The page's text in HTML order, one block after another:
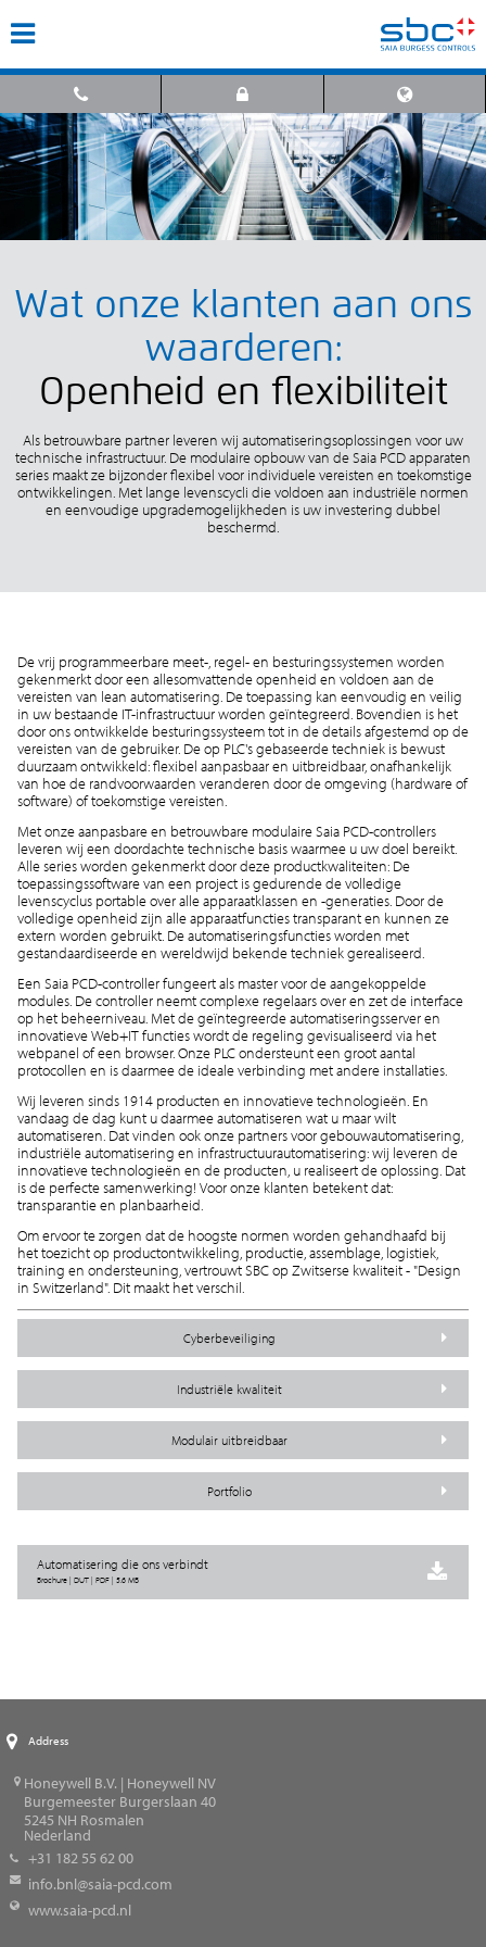
Wat onze klanten aan ons
waarderen:
Openheid en flexibiliteit
Als betrouwbare partner leveren wij automatiseringsoplossingen voor uw
technische infrastructuur. De modulaire opbouw van de Saia PCD apparaten
series maakt ze bijzonder flexibel voor individuele vereisten en toekomstige
ontwikkelingen. Met lange levenscycli die voldoen aan industriële normen
en eenvoudige upgrademogelijkheden is uw investering dubbel
beschermd.
De vrij programmeerbare meet-, regel- en besturingssystemen worden
gekenmerkt door een allesomvattende openheid en voldoen aan de
vereisten van lean automatisering. De toepassing kan eenvoudig en veilig
in uw bestaande IT-infrastructuur worden geïntegreerd. Bovendien is het
door ons ontwikkelde besturingssysteem tot in de details afgestemd op de
vereisten van de gebruiker. De op PLC's gebaseerde techniek is bewust
duurzaam ontwikkeld: flexibel aanpasbaar en uitbreidbaar, onafhankelijk
van hoe de randvoorwaarden veranderen door de omgeving (hardware of
software) of toekomstige vereisten.
Met onze aanpasbare en betrouwbare modulaire Saia PCD-controllers
leveren wij een doordachte technische basis waarmee u uw doel bereikt.
Alle series worden gekenmerkt door deze productkwaliteiten: De
toepassingssoftware van een project is gedurende de volledige
levenscyclus portable over alle apparaatklassen en -generaties. Door de
volledige openheid zijn alle apparaatfuncties transparant en kunnen ze
extern worden gebruikt. De automatiseringsfuncties worden met
gestandaardiseerde en wereldwijd bekende techniek gerealiseerd.
Een Saia PCD-controller fungeert als master voor de aangekoppelde
modules. De controller neemt complexe regelaars over en zet de interface
op het beheerniveau. Met de geïntegreerde automatiseringsserver en
innovatieve Web+IT functies wordt de regeling gevisualiseerd via het
webpanel of een browser. Onze PLC ondersteunt een groot aantal
protocollen en is daarmee de ideale verbinding met andere installaties.
Wij leveren sinds 1914 producten en innovatieve technologieën. En
vandaag de dag kunt u daarmee automatiseren wat u maar wilt
automatiseren. Dat vinden ook onze partners voor gebouwautomatisering,
industriële automatisering en infrastructuurautomatisering: wij leveren de
innovatieve technologieën en de producten, u realiseert de oplossing. Dat
is de perfecte samenwerking! Voor onze klanten betekent dat:
transparantie en planbaarheid.
Om ervoor te zorgen dat de hoogste normen worden gehandhaafd bij
het toezicht op productontwikkeling, productie, assemblage, logistiek,
training en ondersteuning, vertrouwt SBC op Zwitserse kwaliteit - "Design
in Switzerland". Dit maakt het verschil.
Cyberbeveiliging
Industriële kwaliteit
Modulair uitbreidbaar
Portfolio
Automatisering die ons verbindt
Brochure | DUT | PDF | 5.6 MB
Address
Honeywell B.V. | Honeywell NV
Burgemeester Burgerslaan 40
5245 NH Rosmalen
Nederland
+31 182 55 62 00
info.bnl@saia-pcd.com
www.saia-pcd.nl